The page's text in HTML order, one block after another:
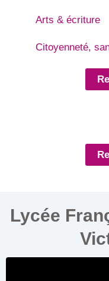
Arts & écriture
Citoyenneté,
Lycée